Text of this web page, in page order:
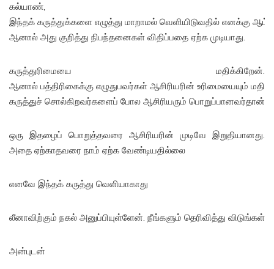
கல்யாண்,
இந்தக் கருத்துக்களை எழுத்து மாறாமல் வெளியிடுவதில் எனக்கு
ஆனால் அது குறித்து நிபந்தனைகள் விதிப்பதை ஏற்க முடியாது.
கருத்துரிமையை மதிக்கிறேன்.
ஆனால் பத்திரிகைக்கு எழுதுபவர்கள் ஆசிரியரின் உரிமையையும்
கருத்துச் சொல்கிறவர்களைப் போல ஆசிரியரும் பொறுப்பானவர்தான்
ஒரு இதழைப் பொறுத்தவரை ஆசிரியரின் முடிவே இறுதியானது.
அதை ஏற்காதவரை நாம் ஏற்க வேண்டியதில்லை
எனவே இந்தக் கருத்து வெளியாகாது
லீனாவிற்கும் நகல் அனுப்பியுள்ளேன். நீங்களும் தெரிவித்து விடுங்கள்
அன்புடன்